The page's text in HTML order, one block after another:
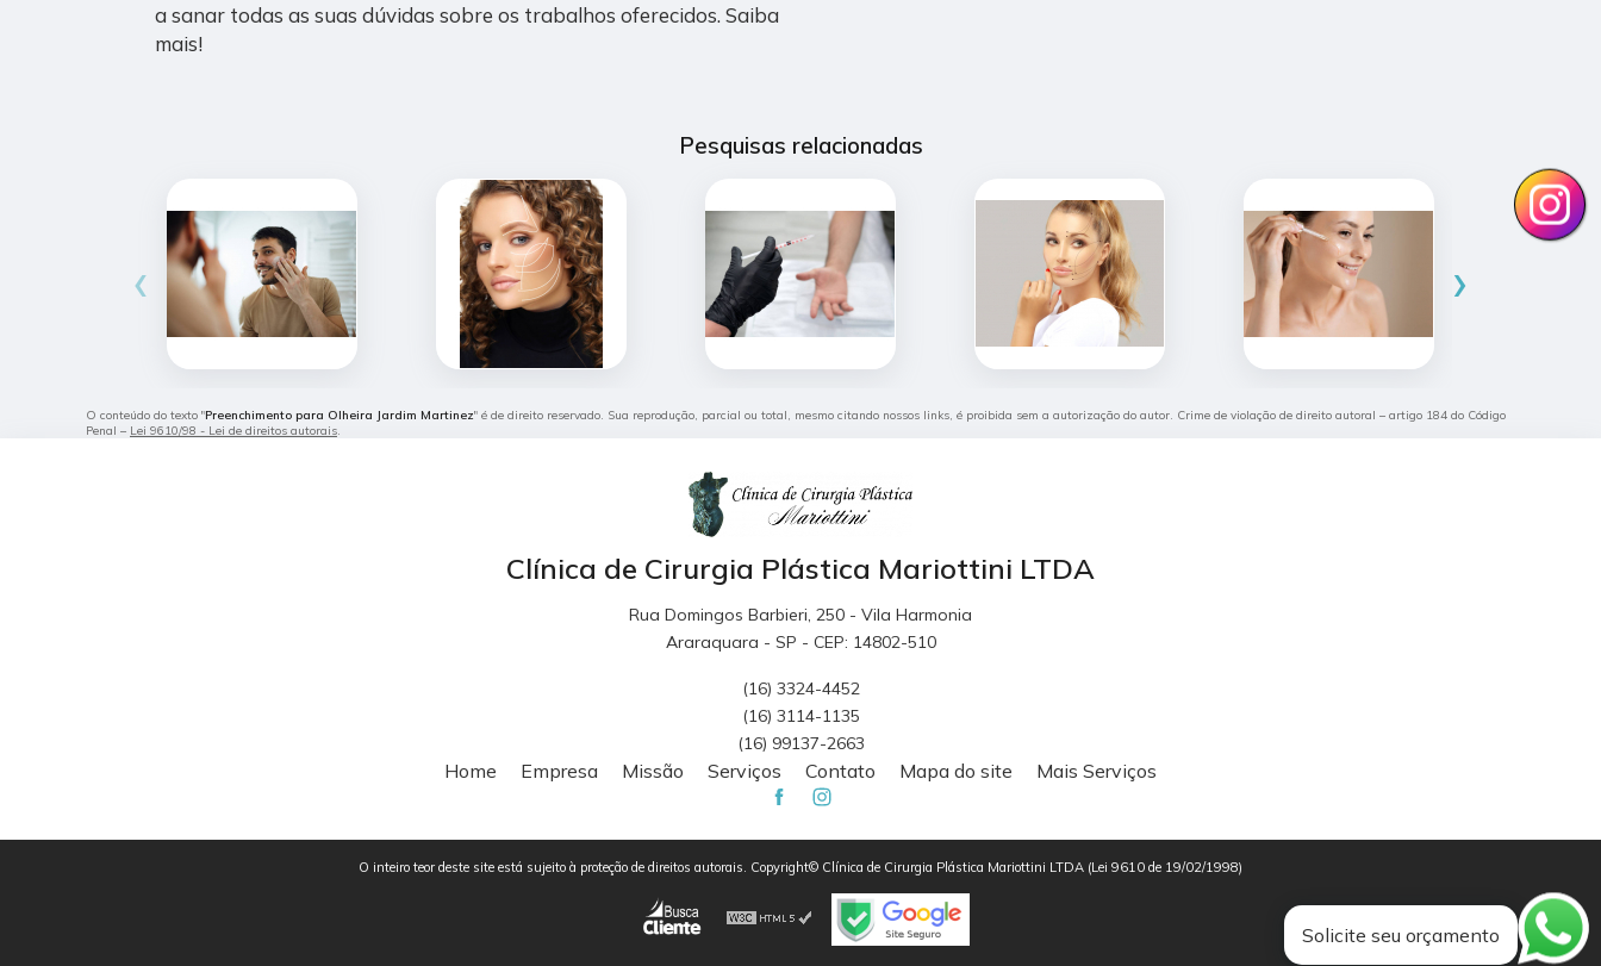
a sanar todas as suas dúvidas sobre os trabalhos oferecidos. Saiba
mais!
Pesquisas relacionadas
‹ ›
O conteúdo do texto "Preenchimento para Olheira Jardim Martinez" é de direito reservado. Sua reprodução, parcial ou total, mesmo citando nossos links, é proibida sem a autorização do autor. Crime de violação de direito autoral – artigo 184 do Código
Penal – Lei 9610/98 - Lei de direitos autorais.
Clínica de Cirurgia Plástica Mariottini LTDA
Rua Domingos Barbieri, 250 - Vila Harmonia
Araraquara - SP - CEP: 14802-510
(16) 3324-4452
(16) 3114-1135
(16) 99137-2663
Home Empresa Missão Serviços Contato Mapa do site Mais Serviços
O inteiro teor deste site está sujeito à proteção de direitos autorais. Copyright© Clínica de Cirurgia Plástica Mariottini LTDA (Lei 9610 de 19/02/1998)
Solicite seu orçamento